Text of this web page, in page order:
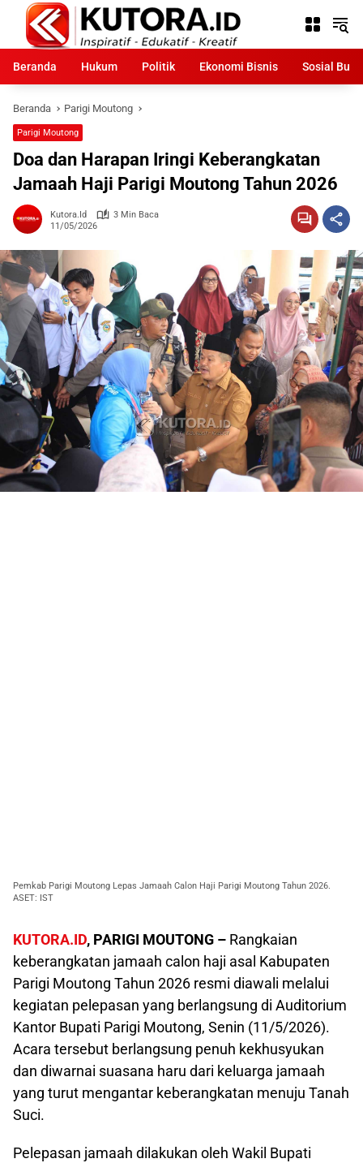
Langsung
konten
Beranda
Hukum Politik Ekonomi Bisnis Sosial
Beranda Parigi Moutong
Parigi Moutong
Doa dan Harapan Iringi Keberangkatan
Jamaah Haji Parigi Moutong Tahun 2026
Kutora.id
3 Min Baca
11/05/2026
Pemkab Parigi Moutong Lepas Jamaah Calon Haji Parigi Moutong Tahun 2026.
ASET: IST
KUTORA.ID, PARIGI MOUTONG – Rangkaian
keberangkatan jamaah calon haji asal Kabupaten
Parigi Moutong Tahun 2026 resmi diawali melalui
kegiatan pelepasan yang berlangsung di Auditorium
Kantor Bupati Parigi Moutong, Senin (11/5/2026).
Acara tersebut berlangsung penuh kekhusyukan
dan diwarnai suasana haru dari keluarga jamaah
yang turut mengantar keberangkatan menuju Tanah
Suci.
Pelepasan jamaah dilakukan oleh Wakil Bupati